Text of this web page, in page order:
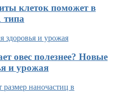
клеток поможет в
типа
овес полезнее? Новые
и урожая